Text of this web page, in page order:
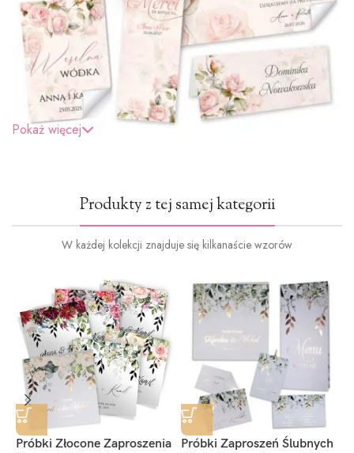
Pokaż więcej
Produkty z tej samej kategorii
W każdej kolekcji znajduje się kilkanaście wzorów
Próbki Złocone Zaproszenia
Próbki Zaproszeń Ślubnych